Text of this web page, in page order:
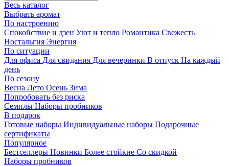
Весь каталог
Выбрать аромат
По настроению
Спокойствие и дзен Уют и тепло Романтика Свежесть
Ностальгия Энергия
По ситуации
Для офиса Для свидания Для вечеринки В отпуск На каждый
день
По сезону
Весна Лето Осень Зима
Попробовать без риска
Семплы Наборы пробников
В подарок
Готовые наборы Индивидуальные наборы Подарочные
сертификаты
Популярное
Бестселлеры Новинки Более стойкие Со скидкой
Наборы пробников